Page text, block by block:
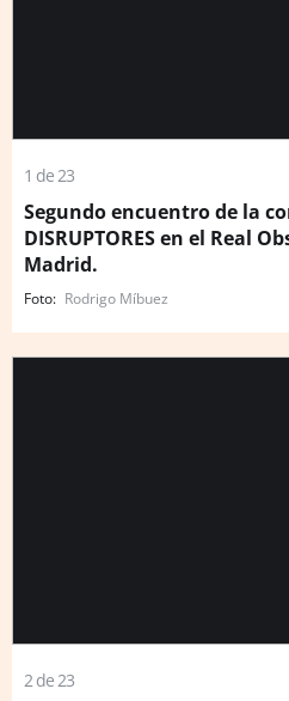
1 de 23
Segundo encuentro de la
DISRUPTORES en el Real
Madrid.
Rodrigo Míbuez
2 de 23